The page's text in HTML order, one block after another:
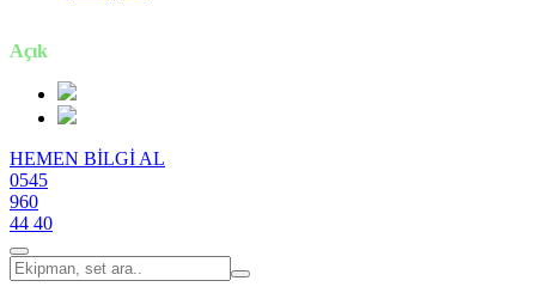
Açık
HEMEN BİLGİ AL
0545
960
44 40